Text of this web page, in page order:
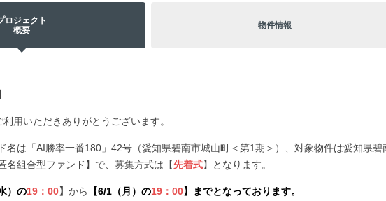
ロジェクト
概要
物件情報
用いただきありがとうございます。
名は「AI勝率一番180」42号（愛知県碧南市城山町＜第1期＞）、対象物件は愛知県碧
名組合型ファンド】で、募集方式は【先着式】となります。
）の19 ：00】 から 【6/1（月）の19：00】までとなっております。